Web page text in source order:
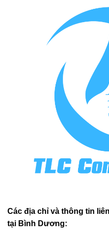
Các địa chỉ và thông tin
tại Bình Dương: